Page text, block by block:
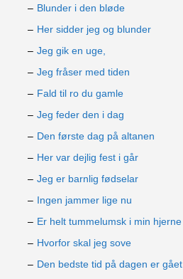
Blunder i den bløde
Her sidder jeg og blunder
Jeg gik en uge,
Jeg fråser med tiden
Fald til ro du gamle
Jeg feder den i dag
Den første dag på altanen
Her var dejlig fest i går
Jeg er barnlig fødselar
Ingen jammer lige nu
Er helt tummelumsk i min hjerne
Hvorfor skal jeg sove
Den bedste tid på dagen er gået